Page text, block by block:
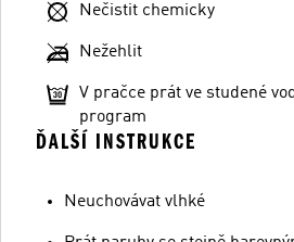
Nečistit chemicky
Nežehlit
V pračce prát ve studené
program
ĎALŠÍ INSTRUKCE
Neuchovávat vlhké